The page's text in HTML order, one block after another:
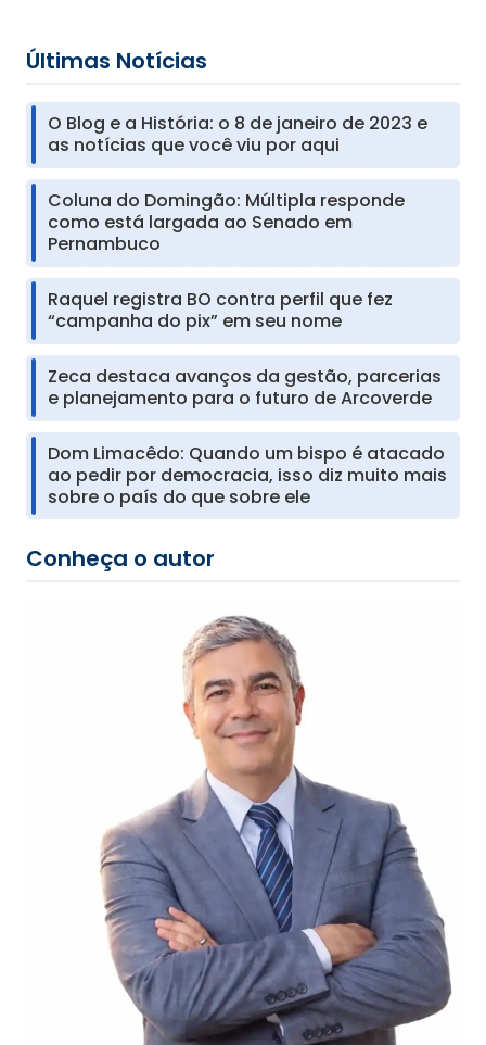
Últimas Notícias
O Blog e a História: o 8 de janeiro de 2023 e
as notícias que você viu por aqui
Coluna do Domingão: Múltipla responde
como está largada ao Senado em
Pernambuco
Raquel registra BO contra perfil que fez
“campanha do pix” em seu nome
Zeca destaca avanços da gestão, parcerias
e planejamento para o futuro de Arcoverde
Dom Limacêdo: Quando um bispo é atacado
ao pedir por democracia, isso diz muito mais
sobre o país do que sobre ele
Conheça o autor